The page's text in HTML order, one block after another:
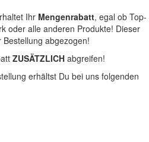
Ihr Mengenrabatt, egal ob Top-
oder alle anderen Produkte! Dieser
abgezogen!
ZUSÄTZLICH abgreifen!
erhältst Du bei uns folgenden